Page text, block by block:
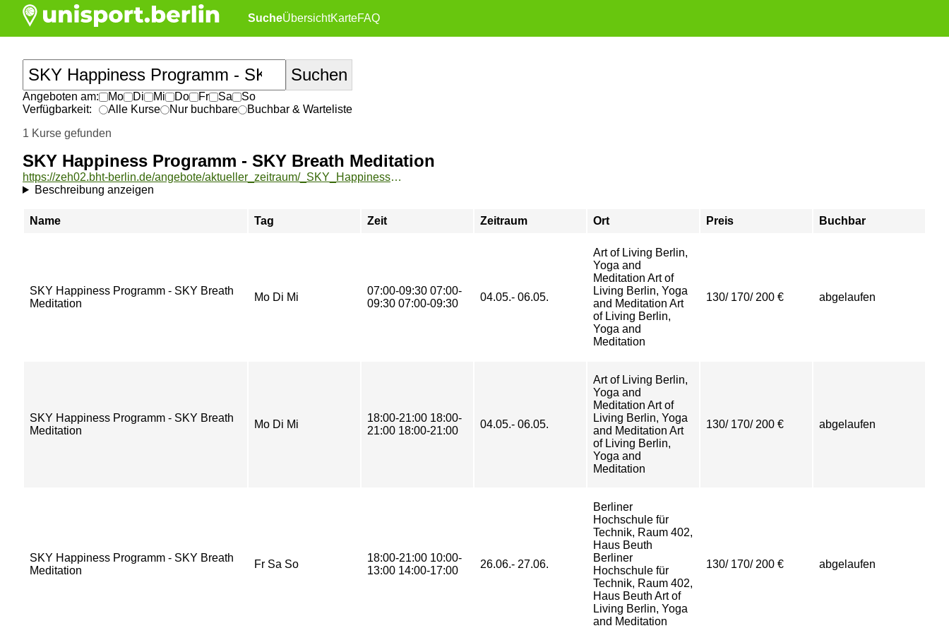
SucheÜbersichtKarteFAQ
Angeboten am: Mo Di Mi Do Fr Sa
So
Verfügbarkeit:
Alle Kurse Nur buchbare
Buchbar & Warteliste
1 Kurse gefunden
SKY Happiness Programm - SKY Breath Meditation
https://zeh02.bht-berlin.de/angebote/aktueller_zeitraum/_SKY_Happiness_Programm_-_SKY_Breath_Meditation.html
Beschreibung anzeigen
Name Tag Zeit Zeitraum Ort Preis Buchbar
SKY Happiness Programm - SKY Breath
Meditation
Mo Di Mi
07:00-09:30 07:00-
09:30 07:00-09:30
04.05.- 06.05.
Art of Living Berlin,
Yoga and
Meditation Art of
Living Berlin, Yoga
and Meditation Art
of Living Berlin,
Yoga and
Meditation
130/ 170/ 200 € abgelaufen
SKY Happiness Programm - SKY Breath
Meditation
Mo Di Mi
18:00-21:00 18:00-
21:00 18:00-21:00
04.05.- 06.05.
Art of Living Berlin,
Yoga and
Meditation Art of
Living Berlin, Yoga
and Meditation Art
of Living Berlin,
Yoga and
Meditation
130/ 170/ 200 € abgelaufen
SKY Happiness Programm - SKY Breath
Meditation
Fr Sa So
18:00-21:00 10:00-
13:00 14:00-17:00
26.06.- 27.06.
Berliner
Hochschule für
Technik, Raum 402,
Haus Beuth
Berliner
Hochschule für
Technik, Raum 402,
Haus Beuth Art of
Living Berlin, Yoga
and Meditation
130/ 170/ 200 € abgelaufen